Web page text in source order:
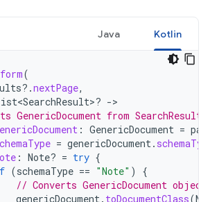
Kotlin
Java
(
?.nextPage,
-
GenericDocument from SearchResult.
: GenericDocument =
= genericDocument.
: Note? = try {
(schemaType == "Note" )
{
// Converts GenericDocument
genericDocument. toDocumentClass(